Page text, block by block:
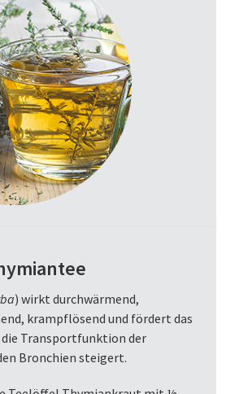
) wirkt durchwärmend,
krampflösend und fördert das
Transportfunktion der
Bronchien steigert.